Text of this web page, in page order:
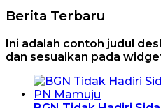
Berita Terbaru
Ini adalah contoh judul
dan sesuaikan pada